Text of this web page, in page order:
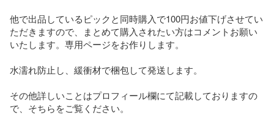
他で出品しているピックと同時購入で100円お値下げさせてい
ただきますので、まとめて購入されたい方はコメントお願い
いたします。専用ページをお作りします。
水濡れ防止し、緩衝材で梱包して発送します。
その他詳しいことはプロフィール欄にて記載しておりますの
で、そちらをご覧ください。